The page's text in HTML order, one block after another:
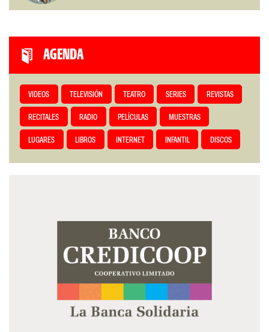
AGENDA
VIDEOS TELEVISIÓN TEATRO SERIES REVISTAS
RECITALES RADIO PELÍCULAS MUESTRAS
LUGARES LIBROS INTERNET INFANTIL DISCOS